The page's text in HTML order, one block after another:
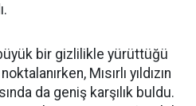
bir gizlilikle yürüttüğü
Mısırlı yıldızın
da geniş karşılık buldu.